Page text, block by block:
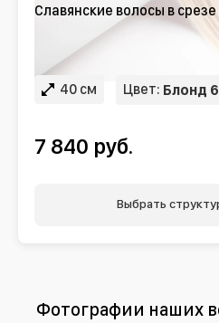
Славянские волосы в
40 см Цвет: Блонд
7 840 руб.
Выбрать
Фотографии наших